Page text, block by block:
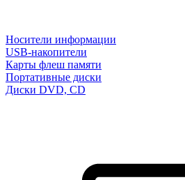
Носители информации
USB-накопители
Карты флеш памяти
Портативные диски
Диски DVD, CD